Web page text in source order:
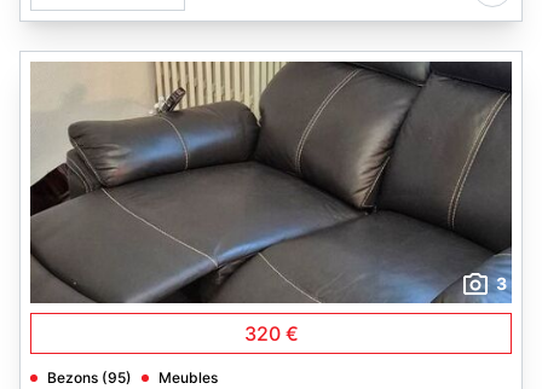
3
320 €
Bezons (95) Meubles